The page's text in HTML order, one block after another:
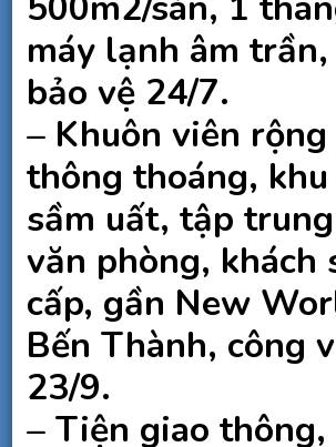
máy lạnh âm trần,
bảo vệ 24/7.
– Khuôn viên
thông thoáng,
sầm uất, tập
văn phòng, khách
cấp, gần New
Bến Thành, công
23/9.
– Tiện giao thông,